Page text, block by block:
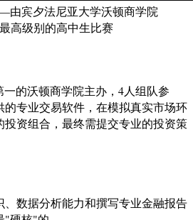
由宾夕法尼亚大学沃顿商学院
高级别的高中生比赛
的沃顿商学院主办，4人组队参
专业交易软件，在模拟真实市场环
投资组合，最终需提交专业的投资策
、数据分析能力和撰写专业金融报告